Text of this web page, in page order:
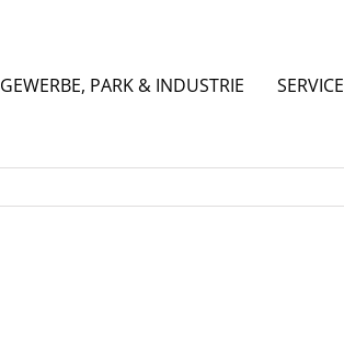
GEWERBE, PARK & INDUSTRIE SERVICE